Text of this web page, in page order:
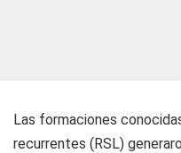
Las formaciones
recurrentes (RSL)